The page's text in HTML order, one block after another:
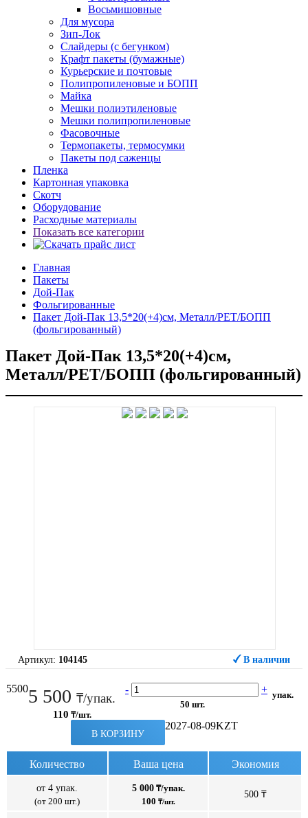
Восьмишовные
Для мусора
Зип-Лок
Слайдеры (с бегунком)
Крафт пакеты (бумажные)
Курьерские и почтовые
Полипропиленовые и БОПП
Майка
Мешки полиэтиленовые
Мешки полипропиленовые
Фасовочные
Термопакеты, термосумки
Пакеты под саженцы
Пленка
Картонная упаковка
Скотч
Оборудование
Расходные материалы
Показать все категории
Главная
Пакеты
Дой-Пак
Фольгированные
Пакет Дой-Пак 13,5*20(+4)см, Металл/PET/БОПП
(фольгированный)
Пакет Дой-Пак 13,5*20(+4)см,
Металл/PET/БОПП (фольгированный)
Артикул: 104145 В наличии
55005 500 ₸/упак.
110 ₸/шт.
- +
50 шт.
упак.
В КОРЗИНУ
2027-08-09KZT
Количество Ваша цена Экономия
от 4 упак.
(от 200 шт.)
5 000₸/упак.
100 ₸/шт.
500 ₸